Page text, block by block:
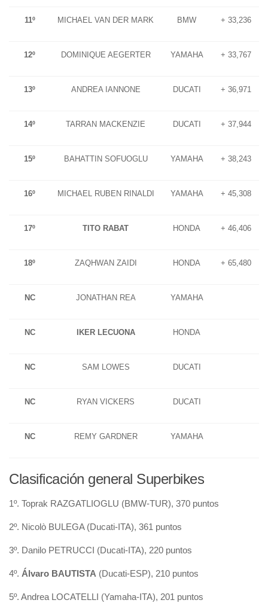
11º MICHAEL VAN DER MARK BMW + 33,236
12º DOMINIQUE AEGERTER YAMAHA + 33,767
13º ANDREA IANNONE DUCATI + 36,971
14º TARRAN MACKENZIE DUCATI + 37,944
15º BAHATTIN SOFUOGLU YAMAHA + 38,243
16º MICHAEL RUBEN RINALDI YAMAHA + 45,308
17º TITO RABAT HONDA + 46,406
18º ZAQHWAN ZAIDI HONDA + 65,480
NC JONATHAN REA YAMAHA
NC IKER LECUONA HONDA
NC SAM LOWES DUCATI
NC RYAN VICKERS DUCATI
NC REMY GARDNER YAMAHA
Clasificación general Superbikes
1º. Toprak RAZGATLIOGLU (BMW-TUR), 370 puntos
2º. Nicolò BULEGA (Ducati-ITA), 361 puntos
3º. Danilo PETRUCCI (Ducati-ITA), 220 puntos
4º. Álvaro BAUTISTA (Ducati-ESP), 210 puntos
5º. Andrea LOCATELLI (Yamaha-ITA), 201 puntos